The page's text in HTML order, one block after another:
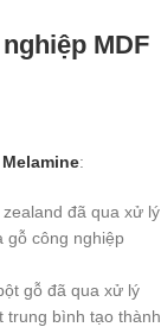
MDF
:
đã qua xử lý
gỗ công nghiệp
gỗ đã qua xử lý
trung bình tạo thành